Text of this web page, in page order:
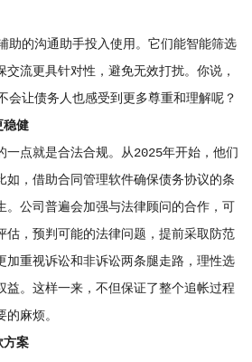
助的沟通助手投入使用。它们能智能筛选
流更具针对性，避免无效打扰。你说，
会让债务人也感受到更多尊重和理解呢？
健
一点就是合法合规。从2025年开始，他们
如，借助合同管理软件确保债务协议的条
。公司普遍会加强与法律顾问的合作，可
估，预判可能的法律问题，提前采取防范
加重视诉讼和非诉讼两条腿走路，理性选
益。这样一来，不但保证了整个追帐过程
麻烦。
案